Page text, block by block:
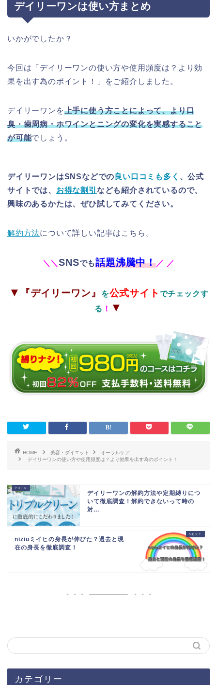
デイリーワンは使い方まとめ
いかがでしたか？
今回は「デイリーワンの使い方や使用頻度は？より効
果を出す為のポイント！」をご紹介しました。
デイリーワンを上手に使う方ことによって、より口
臭・歯周病・ホワインとニングの変化を実感すること
が可能でしょう。
デイリーワンはSNSなどでの 良い口コミも多く 、公式
サイトでは、 お得な割引 なども紹介されているので、
興味のあるかたは、ぜひ試してみてください。
解約方法について詳しい記事はこちら。
＼ ＼SNSでも話題沸騰中！／ ／
▼ 『デイリーワン』 を公式サイト でチェックす
る ！ ▼
HOME 美容・ダイエット
オーラルケア
デイリーワンの使い方や使用頻度は？より効果を出す為のポイント！
デイリーワンの解約方法や定期縛りにつ
いて徹底調査！解約できないって時の
対...
niziuミイヒの身長が伸びた？過去と現
在の身長を徹底調査！
カテゴリー